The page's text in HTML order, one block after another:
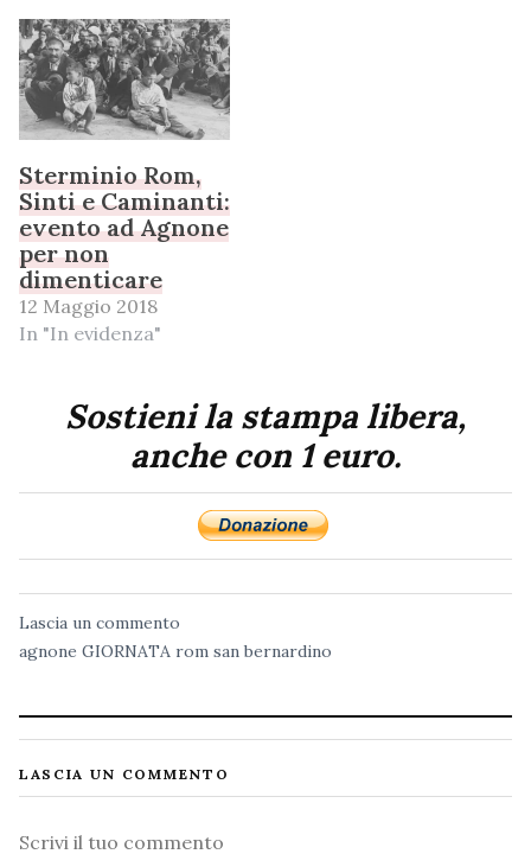
Sterminio Rom,
Sinti e Caminanti:
evento ad Agnone
per non
dimenticare
12 Maggio 2018
In "In evidenza"
Sostieni la stampa libera,
anche con 1 euro.
Lascia un commento
agnone GIORNATA rom san bernardino
LASCIA UN COMMENTO
Commento